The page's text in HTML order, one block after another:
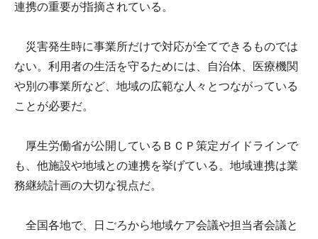
連携の重要が指摘されている。
災害発生時に事業所だけで対応が全てできるものでは
ない。利用者の生活を守るためには、自治体、医療機関
や別の事業所など、地域の広範な人々とつながっている
ことが必要だ。
厚生労働省が公開しているＢＣＰ策定ガイドラインで
も、他施設や地域との連携を挙げている。地域連携は業
務継続計画の大切な視点だ。
全国各地で、日ごろから地域ケア会議や担当者会議と